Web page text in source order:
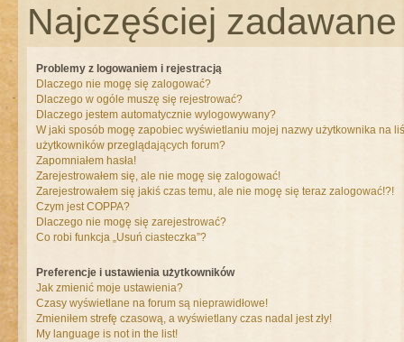
Najczęściej
Problemy z logowaniem i rejestracją
Dlaczego nie mogę się zalogować?
Dlaczego w ogóle muszę się rejestrować?
Dlaczego jestem automatycznie wylogowywany?
W jaki sposób mogę zapobiec wyświetlaniu mojej nazwy użytkownika na
użytkowników przeglądających forum?
Zapomniałem hasła!
Zarejestrowałem się, ale nie mogę się zalogować!
Zarejestrowałem się jakiś czas temu, ale nie mogę się teraz zalogować!?!
Czym jest COPPA?
Dlaczego nie mogę się zarejestrować?
Co robi funkcja „Usuń ciasteczka”?
Preferencje i ustawienia użytkowników
Jak zmienić moje ustawienia?
Czasy wyświetlane na forum są nieprawidłowe!
Zmieniłem strefę czasową, a wyświetlany czas nadal jest zły!
My language is not in the list!